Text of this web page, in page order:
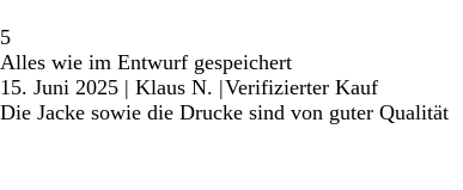
5
Alles wie im Entwurf gespeichert
15. Juni 2025 | Klaus N. |Verifizierter Kauf
Die Jacke sowie die Drucke sind von guter Qualität